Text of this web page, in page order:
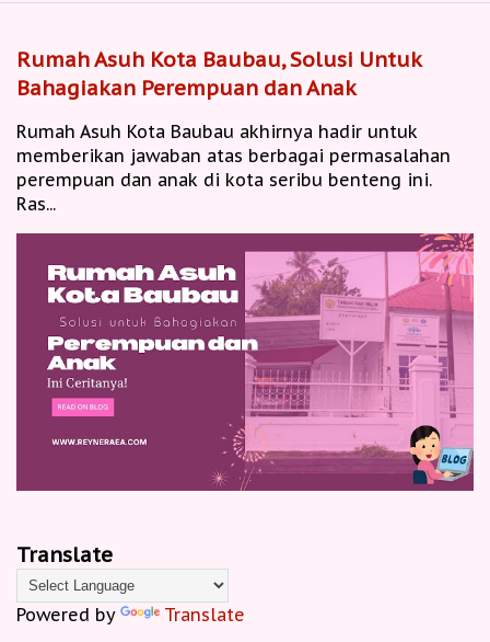
Rumah Asuh Kota Baubau, Solusi Untuk
Bahagiakan Perempuan dan Anak
Rumah Asuh Kota Baubau akhirnya hadir untuk
memberikan jawaban atas berbagai permasalahan
perempuan dan anak di kota seribu benteng ini.
Ras...
Translate
Powered by Translate